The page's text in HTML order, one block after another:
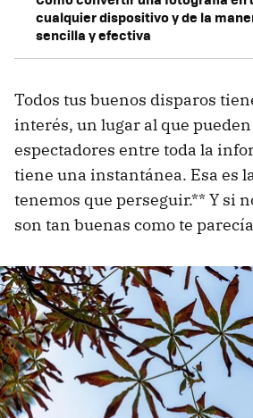
cualquier dispositivo y de la
sencilla y efectiva
Todos tus buenos disparos
interés, un lugar al que
espectadores entre toda la
tiene una instantánea. Esa es
tenemos que perseguir.** Y si
son tan buenas como te